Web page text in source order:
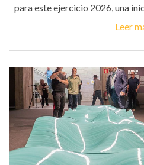
para este ejercicio 2026, una
Leer